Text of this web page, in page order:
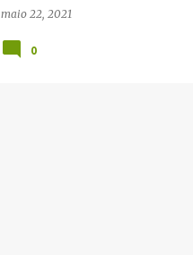
maio 22, 2021
0